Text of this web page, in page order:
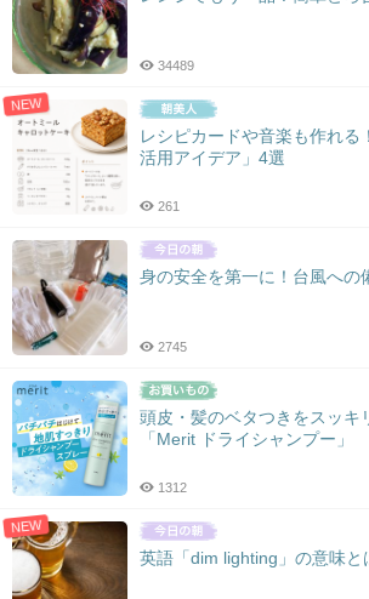
34489
NEW
レシピカードや音楽も作れる
活用アイデア」4選
261
身の安全を第一に！台風への
2745
頭皮・髪のベタつきをスッキ
「Merit ドライシャンプー」
1312
NEW
英語「dim lighting」の意味と